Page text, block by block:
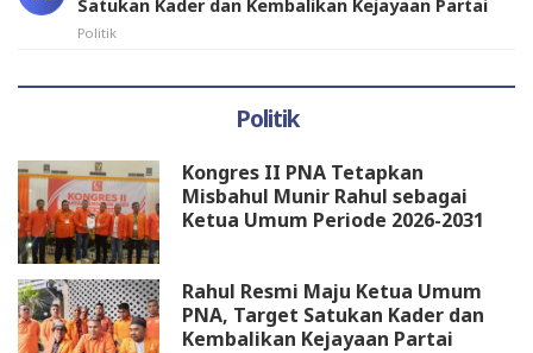
Satukan Kader dan Kembalikan Kejayaan Partai
Politik
Politik
Kongres II PNA Tetapkan
Misbahul Munir Rahul sebagai
Ketua Umum Periode 2026-2031
Rahul Resmi Maju Ketua Umum
PNA, Target Satukan Kader dan
Kembalikan Kejayaan Partai